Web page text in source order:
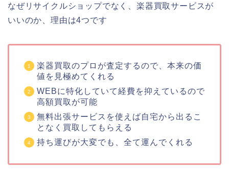
なぜリサイクルショップでなく、楽器買取サービスが
いいのか、理由は4つです
楽器買取のプロが査定するので、本来の価
値を見極めてくれる
WEBに特化していて経費を抑えているので
高額買取が可能
無料出張サービスを使えば自宅から出るこ
となく買取してもらえる
持ち運びが大変でも、全て運んでくれる